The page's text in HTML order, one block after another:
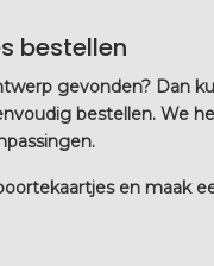
bestellen
gevonden? Dan
bestellen. We
en maak